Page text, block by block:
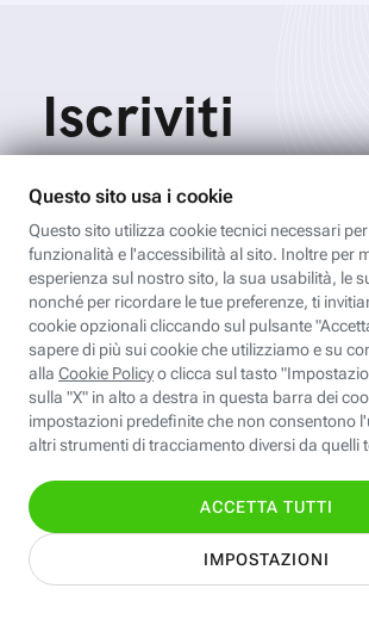
Iscriviti
all'area
personale
Per ricevere Newsletter,
creare playlist vocali e
della Fastweb Digital
dedicati.
Leggi l'informativa